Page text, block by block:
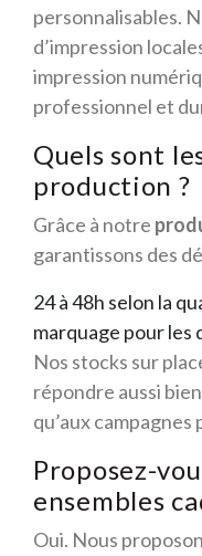
personnalisables.
d’impression
impression
professionnel et
Quels sont
production ?
Grâce à notre
garantissons des
24 à 48h selon la
marquage pour les
Nos stocks sur
répondre aussi
qu’aux campagnes
Proposez-
ensembles
Oui. Nous